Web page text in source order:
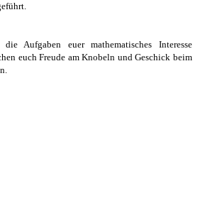
Aufgaben euer mathematisches Interesse
euch Freude am Knobeln und Geschick beim